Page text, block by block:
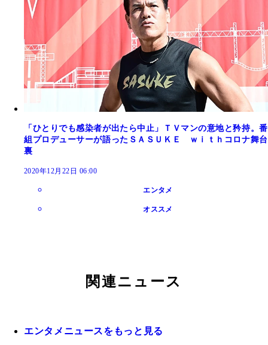
「ひとりでも感染者が出たら中止」ＴＶマンの意地と矜持。番
組プロデューサーが語ったＳＡＳＵＫＥ ｗｉｔｈコロナ舞台
裏
2020年12月22日 06:00
エンタメ
オススメ
関連ニュース
エンタメニュースをもっと見る